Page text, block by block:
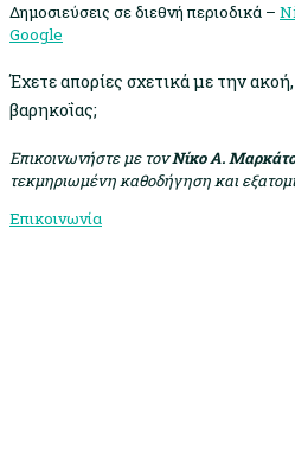
Δημοσιεύσεις σε διεθνή περιοδικά –
Google
Έχετε απορίες σχετικά με την
βαρηκοΐας;
Επικοινωνήστε με τονΝίκο Α. Μαρκάτο
τεκμηριωμένη καθοδήγηση και
Επικοινωνία